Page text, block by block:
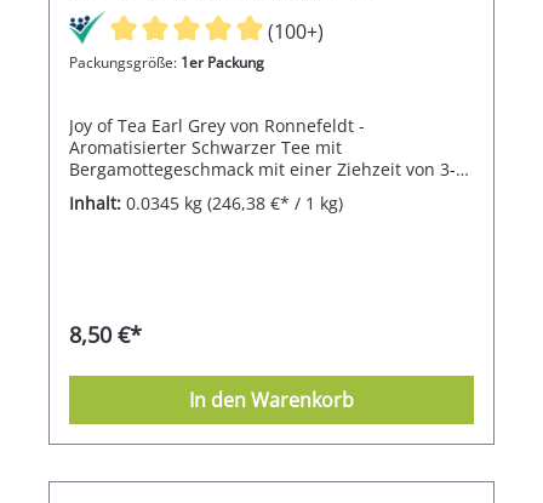
(100+)
Packungsgröße: 1er Packung
Joy of Tea Earl Grey von Ronnefeldt -
Aromatisierter Schwarzer Tee mit
Bergamottegeschmack mit einer Ziehzeit von 3-4
Minuten
Inhalt: 0.0345 kg (246,38 €* / 1 kg)
8,50 €*
In den Warenkorb